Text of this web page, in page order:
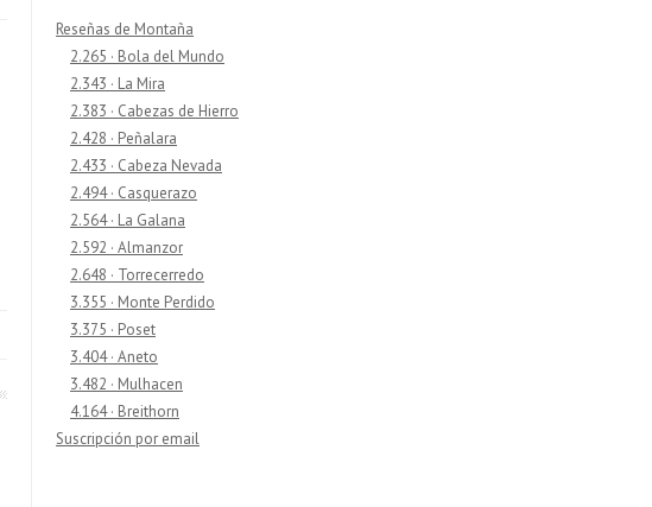
Reseñas de Montaña
2.265 · Bola del Mundo
2.343 · La Mira
2.383 · Cabezas de Hierro
2.428 · Peñalara
2.433 · Cabeza Nevada
2.494 · Casquerazo
2.564 · La Galana
2.592 · Almanzor
2.648 · Torrecerredo
3.355 · Monte Perdido
3.375 · Poset
3.404 · Aneto
3.482 · Mulhacen
4.164 · Breithorn
Suscripción por email